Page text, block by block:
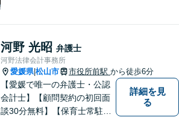
河野 光昭 弁護士
河野法律会計事務所
愛媛県|松山市 市役所前駅 から徒歩6分
【愛媛で唯一の弁護士・公認
会計士】【顧問契約の初回面
談30分無料】【保育士常駐】
詳細を見
る